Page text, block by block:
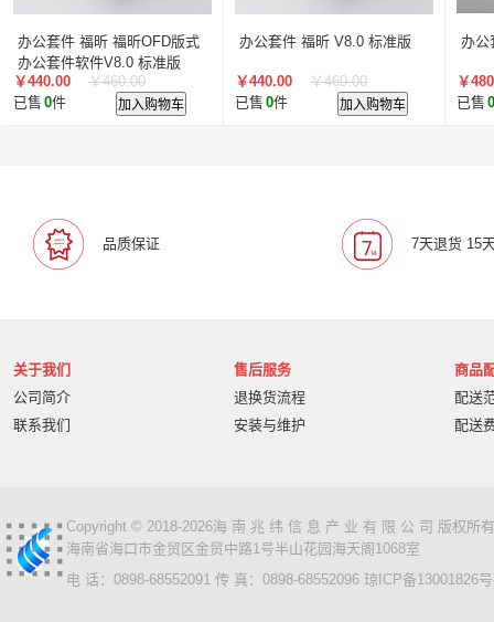
办公套件 福昕 福昕OFD版式
办公套件软件V8.0 标准版
￥440.00
￥460.00
已售 0件 加入购物车
办公套件 福昕 V8.0 标准版
￥440.00
￥460.00
已售 0件 加入购物车
办公
￥
已售 0
品质保证 7天退货 15
关于我们
公司简介
联系我们
售后服务
退换货流程
安装与维护
商品
配送
配送
Copyright © 2018-2026海 南 兆 纬 信 息 产 业 有 限 公 司 版权所
海南省海口市金贸区金贸中路1号半山花园海天阁1068室
电 话：0898-68552091 传 真：0898-68552096 琼ICP备13001826